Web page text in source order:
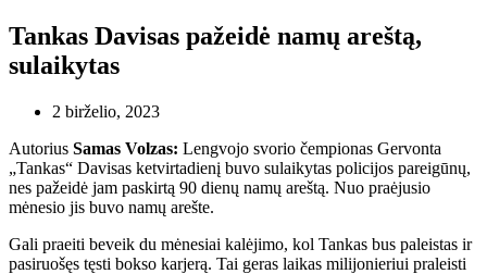
Tankas Davisas pažeidė namų areštą,
sulaikytas
2 birželio, 2023
Autorius Samas Volzas: Lengvojo svorio čempionas Gervonta
„Tankas“ Davisas ketvirtadienį buvo sulaikytas policijos pareigūnų,
nes pažeidė jam paskirtą 90 dienų namų areštą. Nuo praėjusio
mėnesio jis buvo namų arešte.
Gali praeiti beveik du mėnesiai kalėjimo, kol Tankas bus paleistas ir
pasiruošęs tęsti bokso karjerą. Tai geras laikas milijonieriui praleisti